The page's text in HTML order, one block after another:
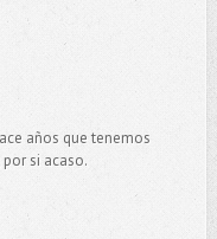
años que tenemos
si acaso.